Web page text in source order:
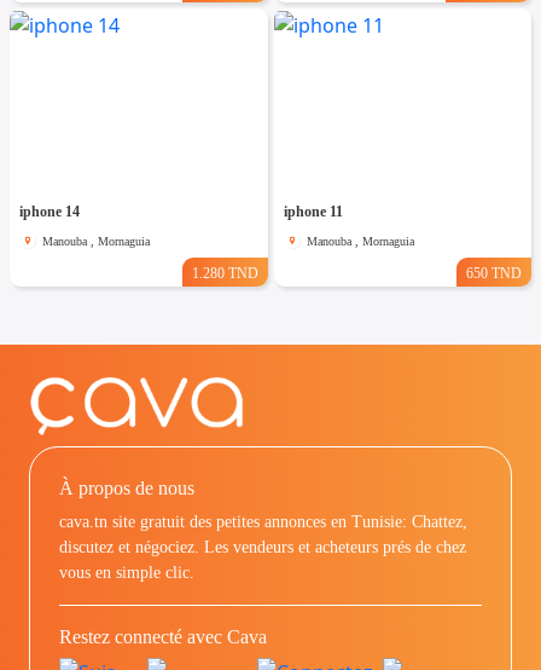
iphone 14
Manouba , Mornaguia
1.280 TND
iphone 11
Manouba , Mornaguia
650 TND
À propos de nous
cava.tn site gratuit des petites annonces en Tunisie: Chattez,
discutez et négociez. Les vendeurs et acheteurs prés de chez
vous en simple clic.
Restez connecté avec Cava